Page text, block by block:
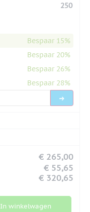
250
Bespaar 15%
Bespaar 20%
Bespaar 26%
Bespaar 28%
€ 265,00
€ 55,65
€ 320,65
In winkelwagen